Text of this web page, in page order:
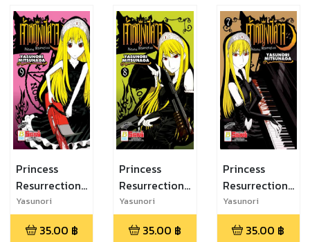
Princess
Resurrection
เจ้าหญิงปีศาจ
9
Yasunori
Mitsunaga
35.00 ฿
Princess
Resurrection
เจ้าหญิงปีศาจ
8
Yasunori
Mitsunaga
35.00 ฿
Princess
Resurrection
เจ้าหญิงปีศาจ
7
Yasunori
Mitsunaga
35.00 ฿